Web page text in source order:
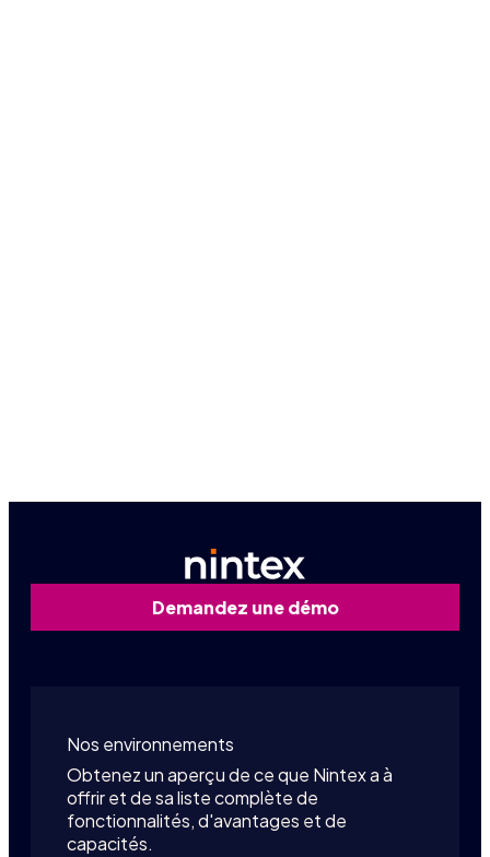
Demandez une démo
Nos environnements
Obtenez un aperçu de ce que Nintex a à
offrir et de sa liste complète de
fonctionnalités, d'avantages et de
capacités.